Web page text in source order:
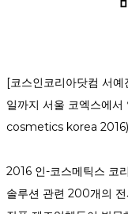
[코스인코리아닷컴 서
일까지 서울 코엑스에
cosmetics korea
2016 인-코스메틱스 코
솔루션 관련 200개의